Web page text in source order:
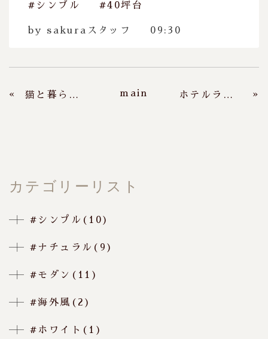
#シンプル #40坪台
by sakuraスタッフ 09:30
« 猫と暮らすモダンな平屋 main ホテルライクな心地よさのある住まい »
カテゴリーリスト
#シンプル(10)
#ナチュラル(9)
#モダン(11)
#海外風(2)
#ホワイト(1)